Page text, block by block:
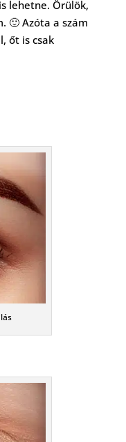
lehetne. Örülök,
🙂 Azóta a szám
őt is csak